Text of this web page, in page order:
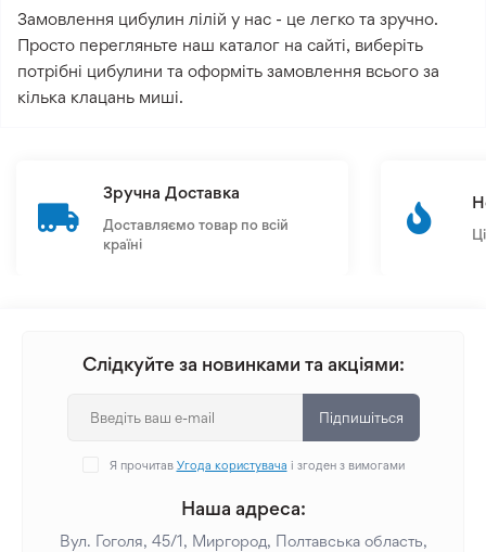
Замовлення цибулин лілій у нас - це легко та зручно.
Просто перегляньте наш каталог на сайті, виберіть
потрібні цибулини та оформіть замовлення всього за
кілька клацань миші.
Зручна Доставка
Доставляємо товар по всій
країні
Слідкуйте за новинками та акціями:
Підпишіться
Я прочитав Угода користувача і згоден з вимогами
Наша адреса:
Вул. Гоголя, 45/1, Миргород, Полтавська область,